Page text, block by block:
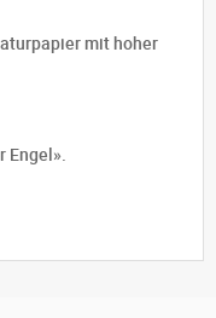
mit hoher
Engel».